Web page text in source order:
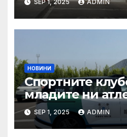
органи
при пътувания
SEP 1, 2025 ADMIN
НОВИНИ
Спортните
младите ни
техните
нужда от
и ние ще им я
SEP 1, 2025 ADMIN